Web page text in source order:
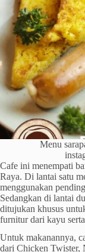
Menu
Cafe ini menempati
Raya. Di lantai satu
menggunakan
Sedangkan di lantai
ditujukan khusus
furnitur dari kayu
Untuk makanannya,
dari Chicken Twister,